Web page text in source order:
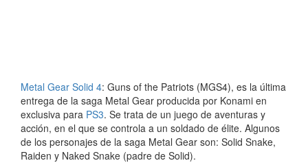
Metal Gear Solid 4: Guns of the Patriots (MGS4), es la última
entrega de la saga Metal Gear producida por Konami en
exclusiva para PS3. Se trata de un juego de aventuras y
acción, en el que se controla a un soldado de élite. Algunos
de los personajes de la saga Metal Gear son: Solid Snake,
Raiden y Naked Snake (padre de Solid).